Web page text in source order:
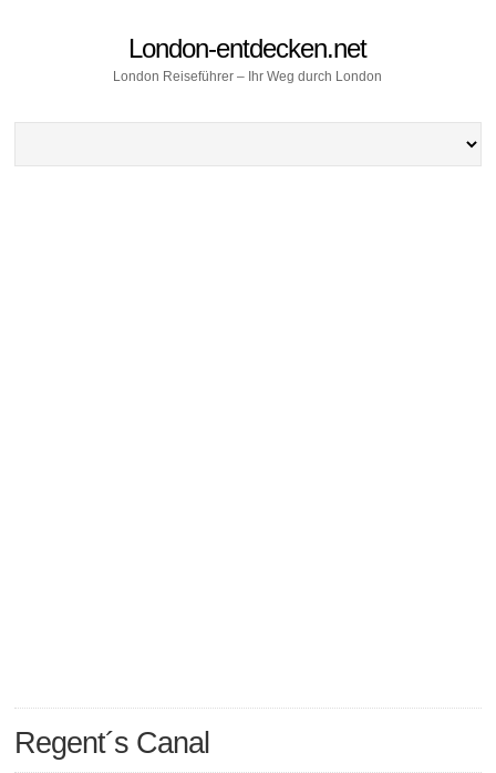
London-entdecken.net
London Reiseführer – Ihr Weg durch London
Regent´s Canal